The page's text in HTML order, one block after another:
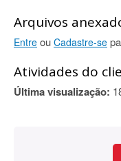
Arquivos
Entre ou Cadastre-se
Atividades do
Última visualização: